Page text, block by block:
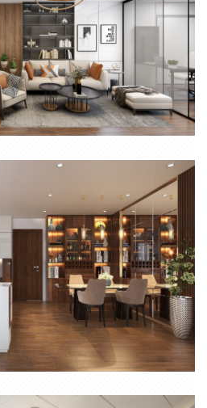
NGỦ PHONG CÁCH HIỆN ĐẠI
2 PHÒNG NGỦ HIỆN ĐẠI ĐỒNG NAI